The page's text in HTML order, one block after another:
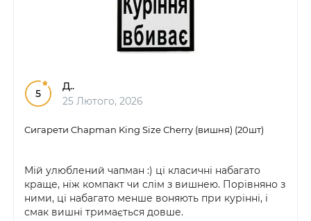
5
Д..
25 Лютого, 2026
Сигарети Chapman King Size Сherry (вишня) (20шт)
Мій улюблений чапман :) ці класичні набагато
краще, ніж компакт чи слім з вишнею. Порівняно з
ними, ці набагато менше воняють при курінні, і
смак вишні тримається довше.